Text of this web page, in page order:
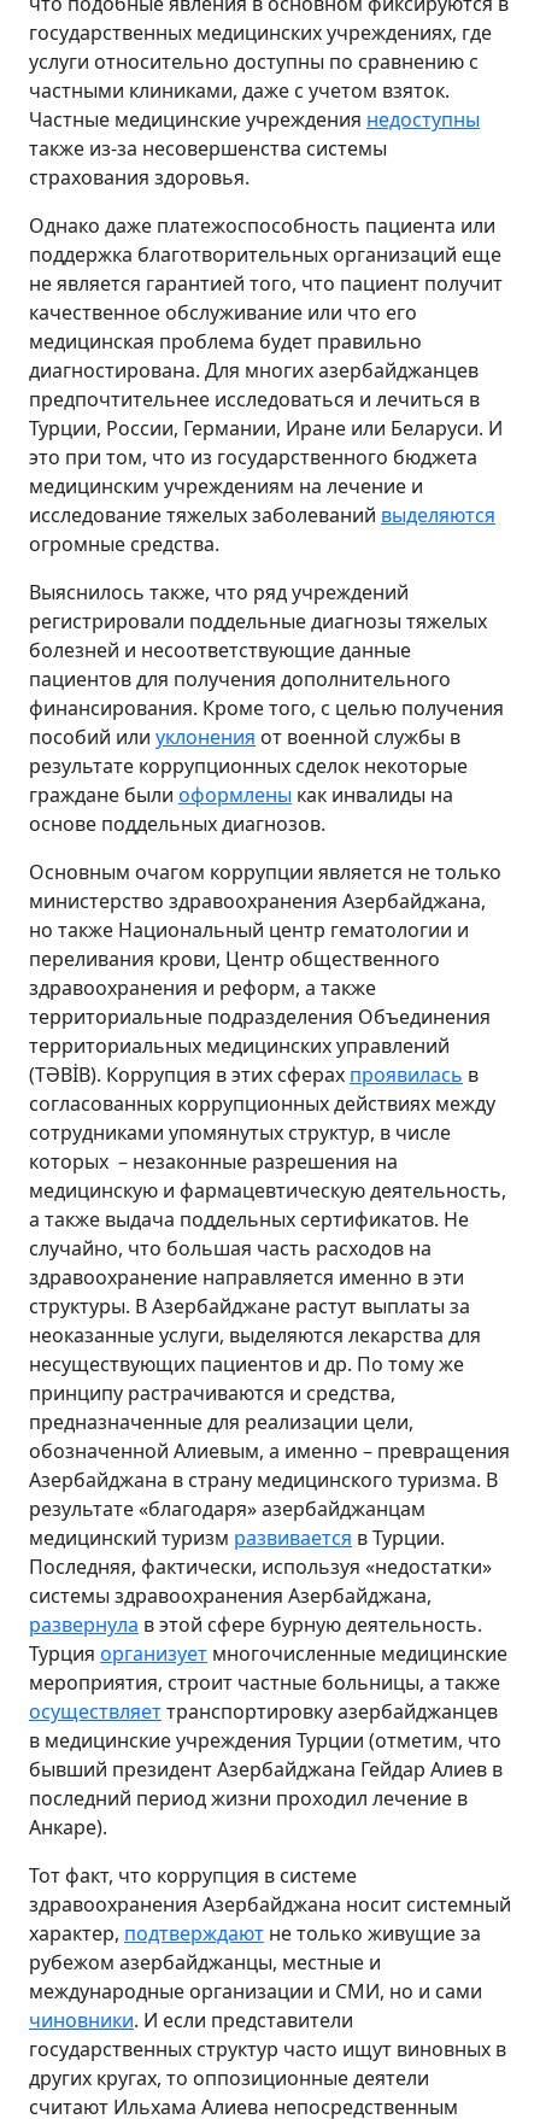
государственных медицинских учреждениях, где
услуги относительно доступны по сравнению с
частными клиниками, даже с учетом взяток.
Частные медицинские учреждения недоступны
также из-за несовершенства системы
страхования здоровья.
Однако даже платежоспособность пациента или
поддержка благотворительных организаций еще
не является гарантией того, что пациент получит
качественное обслуживание или что его
медицинская проблема будет правильно
диагностирована. Для многих азербайджанцев
предпочтительнее исследоваться и лечиться в
Турции, России, Германии, Иране или Беларуси. И
это при том, что из государственного бюджета
медицинским учреждениям на лечение и
исследование тяжелых заболеваний выделяются
огромные средства.
Выяснилось также, что ряд учреждений
регистрировали поддельные диагнозы тяжелых
болезней и несоответствующие данные
пациентов для получения дополнительного
финансирования. Кроме того, с целью получения
пособий или уклонения от военной службы в
результате коррупционных сделок некоторые
граждане были оформлены как инвалиды на
основе поддельных диагнозов.
Основным очагом коррупции является не только
министерство здравоохранения Азербайджана,
но также Национальный центр гематологии и
переливания крови, Центр общественного
здравоохранения и реформ, а также
территориальные подразделения Объединения
территориальных медицинских управлений
(TƏBİB). Коррупция в этих сферах проявилась в
согласованных коррупционных действиях между
сотрудниками упомянутых структур, в числе
которых – незаконные разрешения на
медицинскую и фармацевтическую деятельность,
а также выдача поддельных сертификатов. Не
случайно, что большая часть расходов на
здравоохранение направляется именно в эти
структуры. В Азербайджане растут выплаты за
неоказанные услуги, выделяются лекарства для
несуществующих пациентов и др. По тому же
принципу растрачиваются и средства,
предназначенные для реализации цели,
обозначенной Алиевым, а именно – превращения
Азербайджана в страну медицинского туризма. В
результате «благодаря» азербайджанцам
медицинский туризм развивается в Турции.
Последняя, фактически, используя «недостатки»
системы здравоохранения Азербайджана,
развернула в этой сфере бурную деятельность.
Турция организует многочисленные медицинские
мероприятия, строит частные больницы, а также
осуществляеттранспортировку азербайджанцев
в медицинские учреждения Турции (отметим, что
бывший президент Азербайджана Гейдар Алиев в
последний период жизни проходил лечение в
Анкаре).
Тот факт, что коррупция в системе
здравоохранения Азербайджана носит системный
характер, подтверждают не только живущие за
рубежом азербайджанцы, местные и
международные организации и СМИ, но и сами
чиновники. И если представители
государственных структур часто ищут виновных в
других кругах, то оппозиционные деятели
считают Ильхама Алиева непосредственным